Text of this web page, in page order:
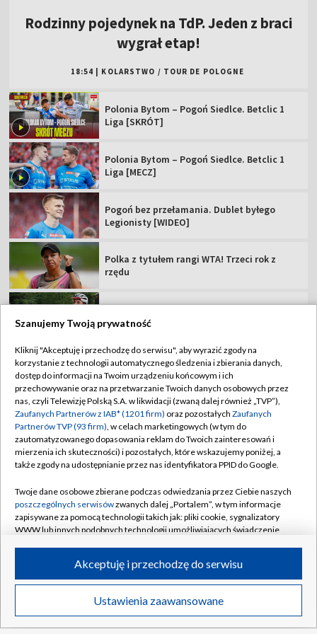
Transmisje Wideo
Polonia Bytom – Pogoń Siedlce. Betclic 1
Liga [MECZ]
Pogoń bez przełamania. Dublet byłego
Polka z tytułem rangi WTA! Trzeci rok z
Posłuchał rad Rafała Majki i... wygrał etap
Rewanż Świątek za Roland Garros. "Jestem
DO GÓRY
Sklep TVP
Biuro Reklamy
Oferta Handlowa
Telegazeta ogłoszenia
Emisja w TVP
Ogłoszenia przetargowe
Akademia Telewizyjna
Centrum informacji TVP
System NOS
Polityka prywatności
Moje zgody
Biuro reklamy
Kontakt
©2026 Telewizja Polska Spółka Akcyjna w likwidacji
Szanujemy Twoją prywatność
Kliknij "Akceptuję i przechodzę do serwisu", aby wyrazić zgody na
korzystanie z technologii automatycznego śledzenia i zbierania danych,
dostęp do informacji na Twoim urządzeniu końcowym i ich
przechowywanie oraz na przetwarzanie Twoich danych osobowych przez
nas, czyli Telewizję Polską S.A. w likwidacji (zwaną dalej również „TVP”),
Zaufanych Partnerów z IAB* (1201 firm) oraz pozostałych Zaufanych
Partnerów TVP (93 firm), w celach marketingowych (w tym do
zautomatyzowanego dopasowania reklam do Twoich zainteresowań i
mierzenia ich skuteczności) i pozostałych, które wskazujemy poniżej, a
także zgody na udostępnianie przez nas identyfikatora PPID do Google.
Twoje dane osobowe zbierane podczas odwiedzania przez Ciebie naszych
poszczególnych serwisówzwanych dalej „Portalem”, w tym informacje
zapisywane za pomocą technologii takich jak: pliki cookie, sygnalizatory
WWW lub innych podobnych technologii umożliwiających świadczenie
ruchu w Internecie.
Twoje dane osobowe zbierane podczas odwiedzania przez Ciebie
poszczególnych serwisówna Portalu, takie jak adresy IP, identyfikatory
Ustawienia zaawansowane
Akceptuję i przechodzę do serwisu